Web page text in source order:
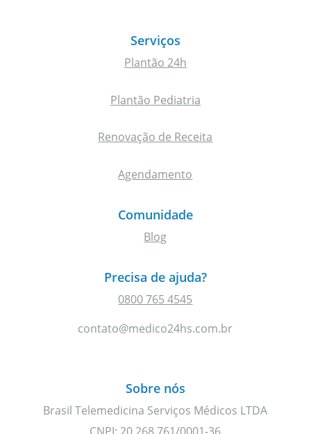
Serviços
Plantão 24h
Plantão Pediatria
Renovação de Receita
Agendamento
Comunidade
Blog
Precisa de ajuda?
0800 765 4545
contato@medico24hs.com.br
Sobre nós
Brasil Telemedicina Serviços Médicos LTDA
CNPJ: 20.268.761/0001-36